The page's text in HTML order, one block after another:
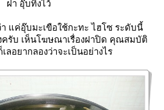
ฝา อุ๊บทิ้งไว้
แค่อุ๊บมะเขือใช้กะทะ ไฮโซ ระดับนี้
ครับ เห็นโฆษณาเรื่องฝาปิด คุณสมบัติ
ลอยากลองว่าจะเป็นอย่างไร